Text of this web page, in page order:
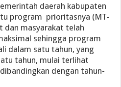
daerah kabupaten
program prioritasnya (MT-
dan masyarakat telah
sehingga program
dalam satu tahun, yang
tahun, mulai terlihat
dengan tahun-